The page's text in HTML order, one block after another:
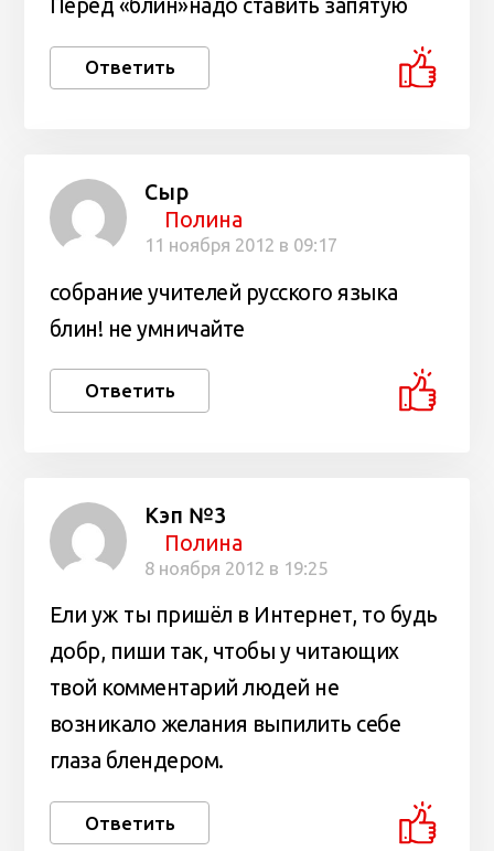
Перед «блин»надо ставить запятую
Ответить
Сыр
Полина
11 ноября 2012 в 09:17
собрание учителей русского языка
блин! не умничайте
Ответить
Кэп №3
Полина
8 ноября 2012 в 19:25
Ели уж ты пришёл в Интернет, то будь
добр, пиши так, чтобы у читающих
твой комментарий людей не
возникало желания выпилить себе
глаза блендером.
Ответить